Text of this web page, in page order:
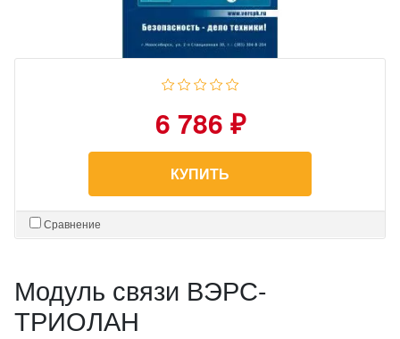
6 786 ₽
КУПИТЬ
Сравнение
Модуль связи ВЭРС-
ТРИОЛАН